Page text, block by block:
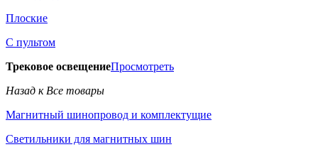
Плоские
С пультом
Трековое освещениеПросмотреть
Назад к Все товары
Магнитный шинопровод и комплектущие
Светильники для магнитных шин